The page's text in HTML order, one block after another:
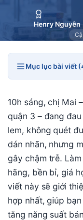
Henry Nguyễn
Mục lục bài viết
10h sáng, chị Mai
quận 3 – đang
lem, không quét
dán nhãn, nhưng
gây chậm trễ.
hãng, bền bỉ, giá
viết này sẽ giới
hợp nhất, giúp
tăng năng suất